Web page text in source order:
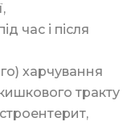
час і після
харчування
тракту